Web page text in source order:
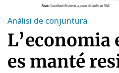
Anàlisi de conjuntura
L’economia
es manté